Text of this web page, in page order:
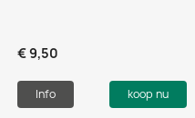
€ 9,50
Info koop nu